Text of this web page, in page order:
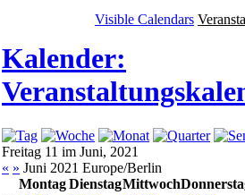
Visible Calendars
Kalender:
Freitag 11 im Juni, 2021
« » Juni 2021 Europe/Berlin
Montag DienstagMittwoch